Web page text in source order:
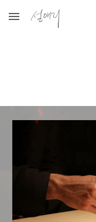
Skip to main content